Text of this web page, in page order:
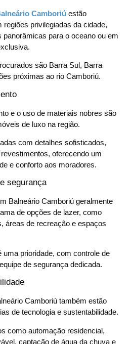
Camboriú estão
privilegiadas da cidade,
para o oceano ou em
são Barra Sul, Barra
próximas ao rio Camboriú.
e o uso de materiais nobres são
de luxo na região.
com detalhes sofisticados,
oferecendo um
e conforto aos moradores.
segurança
Balneário Camboriú geralmente
de opções de lazer, como
áreas de recreação e espaços
prioridade, com controle de
de segurança dedicada.
Camboriú também estão
de tecnologia e sustentabilidade.
como automação residencial,
captação de água da chuva e